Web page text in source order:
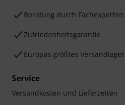
Beratung durch Fachexperten
Zufriedenheitsgarantie
Europas größtes Versandlager
Service
Versandkosten und Lieferzeiten